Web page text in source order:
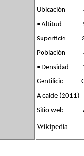
Ubicación
• Altitud
Superficie
Población
• Densidad
Gentilicio
Alcalde (2011)
Sitio web
Wikipedia